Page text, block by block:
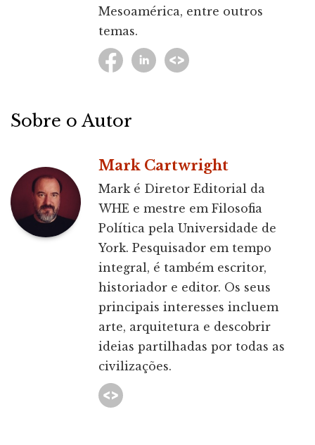
Mesoamérica, entre outros
temas.
Sobre o Autor
Mark Cartwright
Mark é Diretor Editorial da
WHE e mestre em Filosofia
Política pela Universidade de
York. Pesquisador em tempo
integral, é também escritor,
historiador e editor. Os seus
principais interesses incluem
arte, arquitetura e descobrir
ideias partilhadas por todas as
civilizações.